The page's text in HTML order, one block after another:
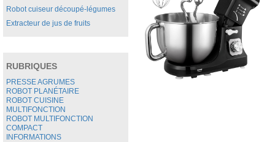
Robot cuiseur découpé-légumes
Extracteur de jus de fruits
RUBRIQUES
PRESSE AGRUMES
ROBOT PLANÉTAIRE
ROBOT CUISINE
MULTIFONCTION
ROBOT MULTIFONCTION
COMPACT
INFORMATIONS